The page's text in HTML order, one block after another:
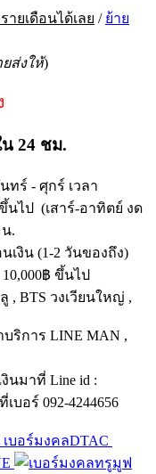
ายเดือนได้เลย / ย้าย
ส่งให้)
น 24 ชม.
ทร์ - ศุกร์ เวลา
นไป (เสาร์-อาทิตย์ งด
น.
เงิน (1-2 วันของถึง)
฿ ขึ้นไป
, BTS วงเวียนใหญ่ ,
ริการ LINE MAN ,
นมาที่ Line id :
บอร์ 092-4244656
เบอร์มงคลDTAC